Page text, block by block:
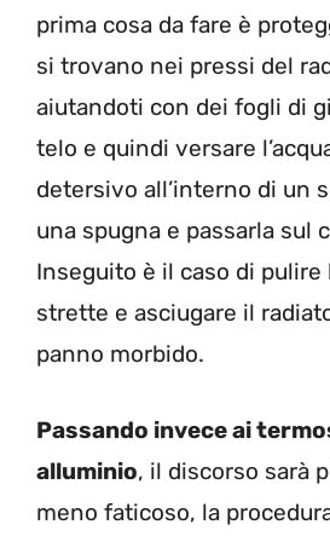
prima cosa da fare è
si trovano nei pressi del
aiutandoti con dei fogli di
telo e quindi versare
detersivo all’interno di un
una spugna e passarla sul
Inseguito è il caso di pulire
strette e asciugare il
panno morbido.
Passando invece ai
alluminio, il discorso sarà
meno faticoso, la